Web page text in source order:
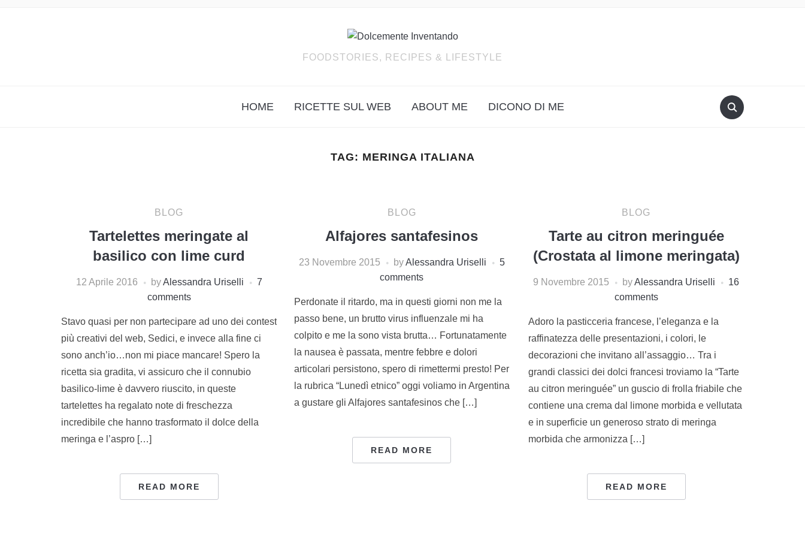
FOODSTORIES, RECIPES & LIFESTYLE
HOME RICETTE SUL WEB ABOUT ME DICONO DI ME
TAG: MERINGA ITALIANA
BLOG
Tartelettes meringate al
basilico con lime curd
12 Aprile 2016 byAlessandra Uriselli
7
comments
Stavo quasi per non partecipare ad uno dei contest
più creativi del web, Sedici, e invece alla fine ci
sono anch’io…non mi piace mancare! Spero la
ricetta sia gradita, vi assicuro che il connubio
basilico-lime è davvero riuscito, in queste
tartelettes ha regalato note di freschezza
incredibile che hanno trasformato il dolce della
meringa e l’aspro […]
READ MORE
BLOG
Alfajores santafesinos
23 Novembre 2015 byAlessandra Uriselli
5
comments
Perdonate il ritardo, ma in questi giorni non me la
passo bene, un brutto virus influenzale mi ha
colpito e me la sono vista brutta… Fortunatamente
la nausea è passata, mentre febbre e dolori
articolari persistono, spero di rimettermi presto! Per
la rubrica “Lunedì etnico” oggi voliamo in Argentina
a gustare gli Alfajores santafesinos che […]
READ MORE
BLOG
Tarte au citron meringuée
(Crostata al limone meringata)
9 Novembre 2015 byAlessandra Uriselli
16
comments
Adoro la pasticceria francese, l’eleganza e la
raffinatezza delle presentazioni, i colori, le
decorazioni che invitano all’assaggio… Tra i
grandi classici dei dolci francesi troviamo la “Tarte
au citron meringuée” un guscio di frolla friabile che
contiene una crema dal limone morbida e vellutata
e in superficie un generoso strato di meringa
morbida che armonizza […]
READ MORE